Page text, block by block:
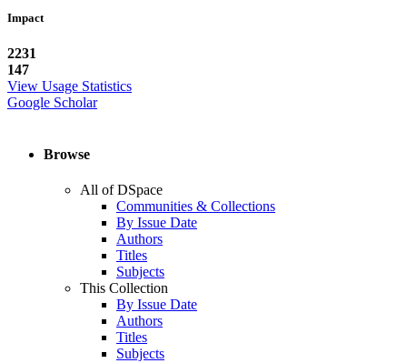
Impact
2231
147
View Usage Statistics
Google Scholar
Browse
All of DSpace
Communities & Collections
By Issue Date
Authors
Titles
Subjects
This Collection
By Issue Date
Authors
Titles
Subjects